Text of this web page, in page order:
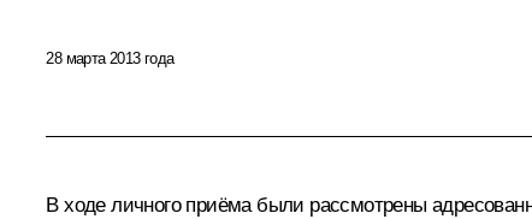
28 марта 2013 года
В ходе личного приёма были рассмотрены